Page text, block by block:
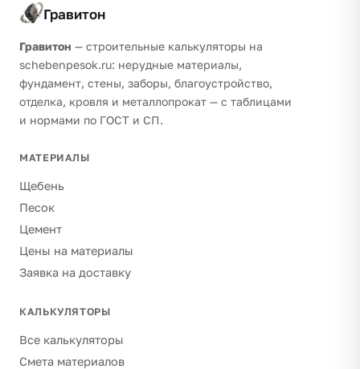
Гравитон
Гравитон — строительные калькуляторы на
schebenpesok.ru: нерудные материалы,
фундамент, стены, заборы, благоустройство,
отделка, кровля и металлопрокат — с таблицами
и нормами по ГОСТ и СП.
МАТЕРИАЛЫ
Щебень
Песок
Цемент
Цены на материалы
Заявка на доставку
КАЛЬКУЛЯТОРЫ
Все калькуляторы
Смета материалов